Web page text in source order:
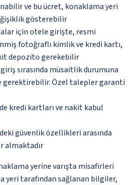
ve bu ücret, konaklama yeri
gösterebilir
için otele girişte, resmi
fotoğraflı kimlik ve kredi kartı,
depozito gerekebilir
sırasında müsaitlik durumuna
gerektirebilir. Özel talepler garanti
kredi kartları ve nakit kabul
güvenlik özellikleri arasında
almaktadır
yerine varışta misafirleri
yeri tarafından sağlanan bilgiler,